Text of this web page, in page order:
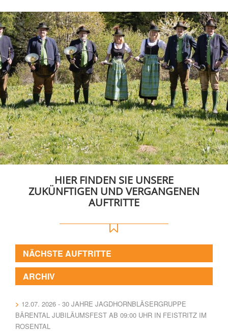
HIER FINDEN SIE UNSERE
ZUKÜNFTIGEN UND VERGANGENEN
AUFTRITTE
NÄCHSTE AUFTRITTE
ARCHIV
12.07. 2026 - 30 JAHRE JAGDHORNBLÄSERGRUPPE
BÄRENTAL JUBILÄUMSFEST AB 09:00 UHR IN FEISTRITZ IM
ROSENTAL